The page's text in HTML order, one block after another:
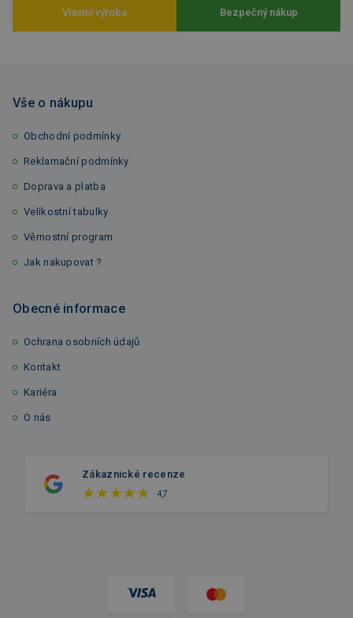
Vlastní výroba Bezpečný nákup
Vše o nákupu
Obchodní podmínky
Reklamační podmínky
Doprava a platba
Velikostní tabulky
Věrnostní program
Jak nakupovat ?
Obecné informace
Ochrana osobních údajů
Kontakt
Kariéra
O nás
Zákaznické recenze
4,7